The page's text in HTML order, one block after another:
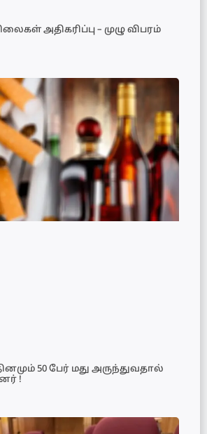
அதிகரிப்பு – முழு விபரம்
50 பேர் மது அருந்துவதால்
!